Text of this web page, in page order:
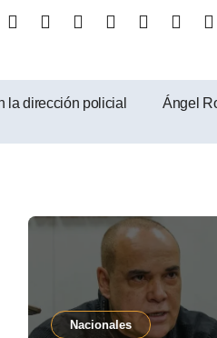
la dirección policial
Ángel
Nacionales